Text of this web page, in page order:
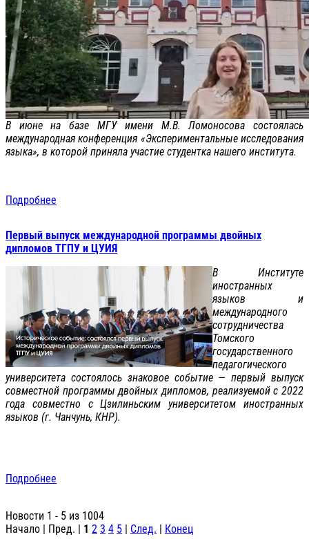
В июне на базе МГУ имени М.В. Ломоносова состоялась
международная конференция «Экспериментальные исследования
языка», в которой приняла участие студентка нашего института.
Подробнее
Первый выпуск международной программы двойных
дипломов ТГПУ и ЦУИЯ
В Институте
иностранных
языков и
международного
сотрудничества
Томского
государственного
педагогического
университета состоялось знаковое событие — первый выпуск
совместной программы двойных дипломов, реализуемой с 2022
года совместно с Цзилиньским университетом иностранных
языков (г. Чанчунь, КНР).
Подробнее
Новости 1 - 5 из 1004
Начало | Пред. | 1 2 3 4 5 | След. | Конец